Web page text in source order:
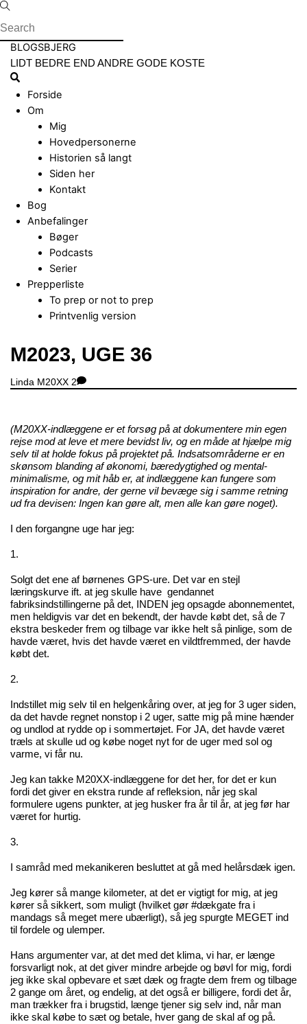
Skip
to
content
Menu
BLOGSBJERG
LIDT BEDRE END ANDRE GODE KOSTE
Search
Forside
Om
Mig
Hovedpersonerne
Historien så langt
Siden her
Kontakt
Bog
Anbefalinger
Bøger
Podcasts
Serier
Prepperliste
To prep or not to prep
Printvenlig version
Close
Menu
M2023, UGE 36
Linda M20XX 2
(M20XX-indlæggene er et forsøg på at dokumentere min egen
rejse mod at leve et mere bevidst liv, og en måde at hjælpe mig
selv til at holde fokus på projektet på. Indsatsområderne er en
skønsom blanding af økonomi, bæredygtighed og mental-
minimalisme, og mit håb er, at indlæggene kan fungere som
inspiration for andre, der gerne vil bevæge sig i samme retning
ud fra devisen: Ingen kan gøre alt, men alle kan gøre noget).
I den forgangne uge har jeg:
1.
Solgt det ene af børnenes GPS-ure. Det var en stejl
læringskurve ift. at jeg skulle have gendannet
fabriksindstillingerne på det, INDEN jeg opsagde abonnementet,
men heldigvis var det en bekendt, der havde købt det, så de 7
ekstra beskeder frem og tilbage var ikke helt så pinlige, som de
havde været, hvis det havde været en vildtfremmed, der havde
købt det.
2.
Indstillet mig selv til en helgenkåring over, at jeg for 3 uger siden,
da det havde regnet nonstop i 2 uger, satte mig på mine hænder
og undlod at rydde op i sommertøjet. For JA, det havde været
træls at skulle ud og købe noget nyt for de uger med sol og
varme, vi får nu.
Jeg kan takke M20XX-indlæggene for det her, for det er kun
fordi det giver en ekstra runde af refleksion, når jeg skal
formulere ugens punkter, at jeg husker fra år til år, at jeg før har
været for hurtig.
3.
I samråd med mekanikeren besluttet at gå med helårsdæk igen.
Jeg kører så mange kilometer, at det er vigtigt for mig, at jeg
kører så sikkert, som muligt (hvilket gør #dækgate fra i
mandags så meget mere ubærligt), så jeg spurgte MEGET ind
til fordele og ulemper.
Hans argumenter var, at det med det klima, vi har, er længe
forsvarligt nok, at det giver mindre arbejde og bøvl for mig, fordi
jeg ikke skal opbevare et sæt dæk og fragte dem frem og tilbage
2 gange om året, og endelig, at det også er billigere, fordi det år,
man trækker fra i brugstid, længe tjener sig selv ind, når man
ikke skal købe to sæt og betale, hver gang de skal af og på.